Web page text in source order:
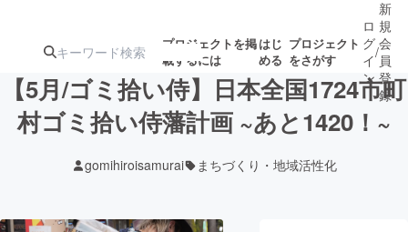
プロジェクトを掲
載するには
はじ
める
プロジェクト
をさがす
ターン
ジェクト
募集終了が近いプ
ロジェクト
されます
ロ
グ
イ
ン
/
新
規
会
員
登
録
【5月/ゴミ拾い侍】日本全国1724市町
村ゴミ拾い侍藩計画 ~あと1420！~
gomihiroisamurai まちづくり・地域活性化